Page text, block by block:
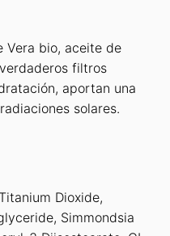
Vera bio, aceite de
filtros
aportan una
solares.
Dioxide,
Simmondsia